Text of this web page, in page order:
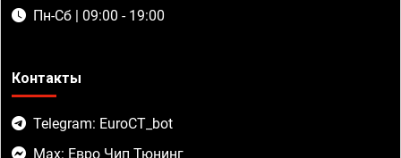
Пн-Сб | 09:00 - 19:00
Контакты
Telegram: EuroCT_bot
Max: Евро Чип Тюнинг